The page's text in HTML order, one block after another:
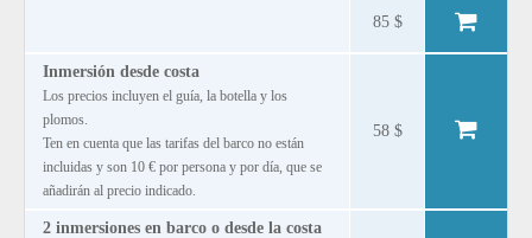
85 $
Inmersión desde costa
Los precios incluyen el guía, la botella y los
plomos.
Ten en cuenta que las tarifas del barco no están
incluidas y son 10 € por persona y por día, que se
añadirán al precio indicado.
58 $
2 inmersiones en barco o desde la costa